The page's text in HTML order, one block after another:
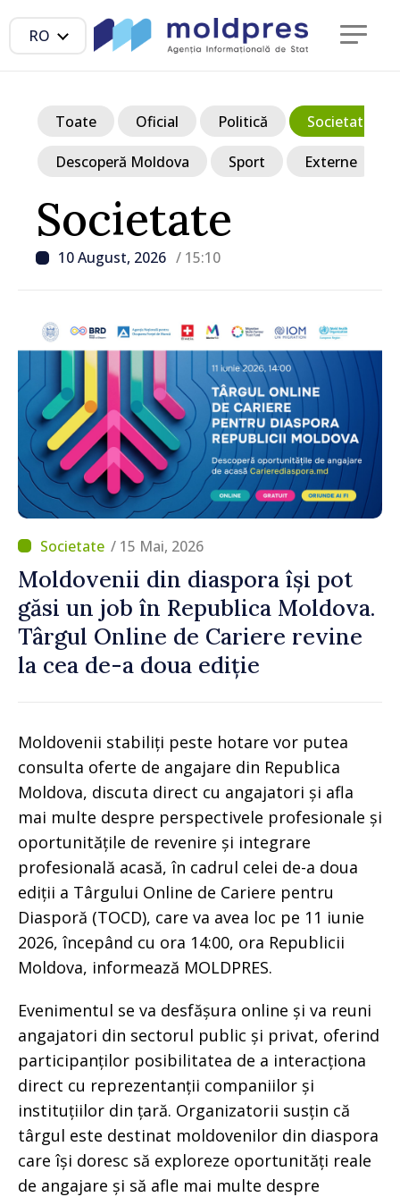
RO
Societate
10 August, 2026 / 15:10
Toate Oficial Politică Societate
Descoperă Moldova Sport Externe
/ 15 Mai, 2026
Moldovenii din diaspora își pot
găsi un job în Republica Moldova.
Târgul Online de Cariere revine
la cea de-a doua ediție
Moldovenii stabiliți peste hotare vor putea
consulta oferte de angajare din Republica
Moldova, discuta direct cu angajatori și afla
mai multe despre perspectivele profesionale și
oportunitățile de revenire și integrare
profesională acasă, în cadrul celei de-a doua
ediții a Târgului Online de Cariere pentru
Diasporă (TOCD), care va avea loc pe 11 iunie
2026, începând cu ora 14:00, ora Republicii
Moldova, informează MOLDPRES.
Evenimentul se va desfășura online și va reuni
angajatori din sectorul public și privat, oferind
participanților posibilitatea de a interacționa
direct cu reprezentanții companiilor și
instituțiilor din țară. Organizatorii susțin că
târgul este destinat moldovenilor din diaspora
care își doresc să exploreze oportunități reale
de angajare și să afle mai multe despre